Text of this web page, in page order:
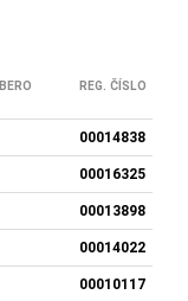
REG. ČÍSLO
00014838
00016325
00013898
00014022
00010117